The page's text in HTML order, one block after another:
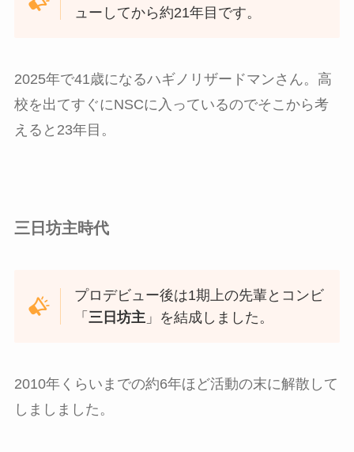
ューしてから約21年目です。
2025年で41歳になるハギノリザードマンさん。高
校を出てすぐにNSCに入っているのでそこから考
えると23年目。
三日坊主時代
プロデビュー後は1期上の先輩とコンビ
「三日坊主 」を結成しました。
2010年くらいまでの約6年ほど活動の末に解散して
しましました。